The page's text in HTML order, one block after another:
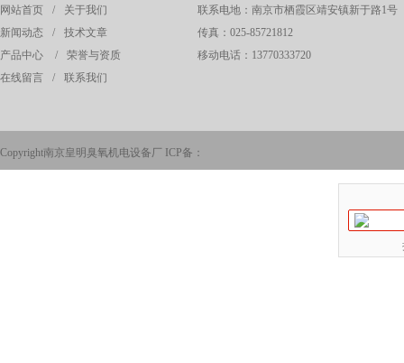
网站首页 /
关于我们
新闻动态
/
技术文章
产品中心
/
荣誉与资质
在线留言
/ 联系我们
联系电地：南京市栖霞区靖安镇新于路1号
传真：025-85721812
移动电话：13770333720
Copyright南京皇明臭氧机电设备厂 ICP备：